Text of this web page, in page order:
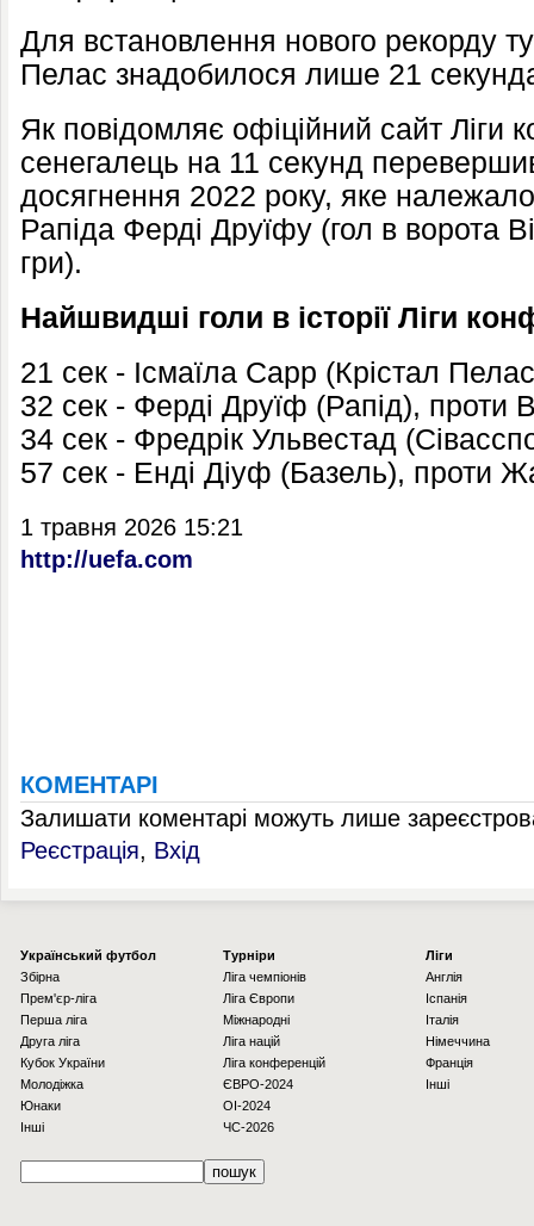
Для встановлення нового рекорду
Пелас знадобилося лише 21
Як повідомляє офіційний сайт
сенегалець на 11 секунд
досягнення 2022 року, яке належало
Рапіда Ферді Друїфу (гол в ворота
гри).
Найшвидші голи в історії Ліги
21 сек - Ісмаїла Сарр (Крістал
32 сек - Ферді Друїф (Рапід), проти
34 сек - Фредрік Ульвестад
57 сек - Енді Діуф (Базель), проти
1 травня 2026 15:21
http://uefa.com
КОМЕНТАРІ
Залишати коментарі можуть лише
Реєстрація, Вхід
Українcький футбол
Збірна
Прем'єр-ліга
Перша ліга
Друга ліга
Кубок України
Молодіжка
Юнаки
Інші
Турніри
Ліга чемпіонів
Ліга Європи
Міжнародні
Ліга націй
Ліга конференцій
ЄВРО-2024
OI-2024
ЧС-2026
Ліги
Англія
Іспанія
Італія
Німеччина
Франція
Інші